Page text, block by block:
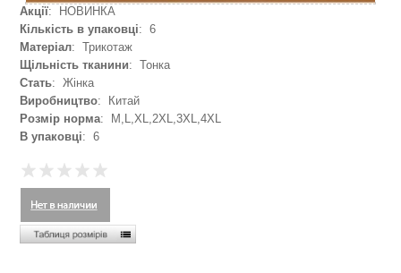
Акції: НОВИНКА
Кількість в упаковці: 6
Матеріал: Трикотаж
Щільність тканини: Тонка
Стать: Жінка
Виробництво: Китай
Розмір норма: M,L,XL,2XL,3XL,4XL
В упаковці: 6